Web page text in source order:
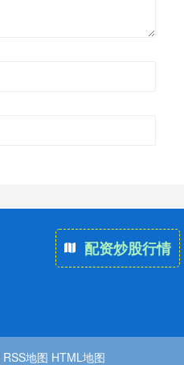
配资炒股行情
RSS地图 HTML地图